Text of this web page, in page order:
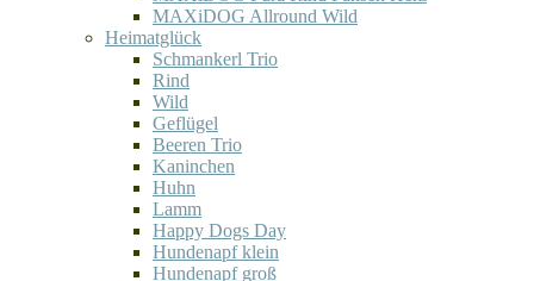
MAXiDOG Allround Wild
Heimatglück
Schmankerl Trio
Rind
Wild
Geflügel
Beeren Trio
Kaninchen
Huhn
Lamm
Happy Dogs Day
Hundenapf klein
Hundenapf groß